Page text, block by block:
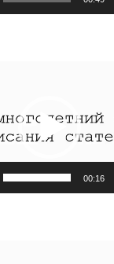
00:16